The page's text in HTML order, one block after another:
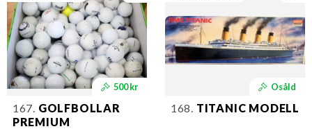
500 kr
167. GOLFBOLLAR
PREMIUM
Osåld
168. TITANIC MODELL